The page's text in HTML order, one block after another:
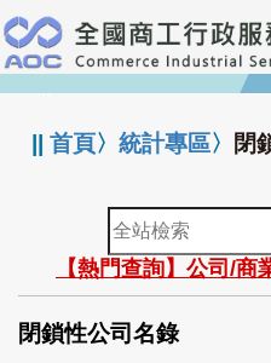
跳
到
主
要
:::
||首頁〉統計專區〉 閉
全
站
檢
索
【熱門查詢】公司/商
閉鎖性公司名錄